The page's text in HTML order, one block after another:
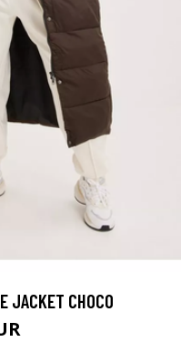
JACKET CHOCO